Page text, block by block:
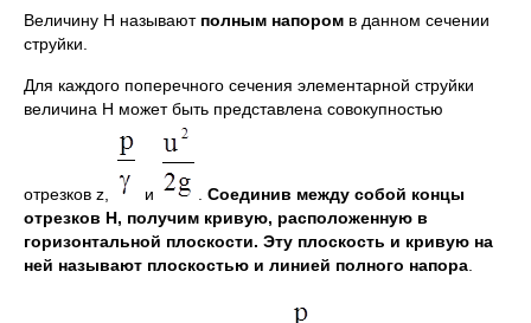
Величину Н называют полным напором в данном сечении
струйки.
Для каждого поперечного сечения элементарной струйки
величина Н может быть представлена совокупностью
отрезков z, и . Соединив между собой концы
отрезков Н, получим кривую, расположенную в
горизонтальной плоскости. Эту плоскость и кривую на
ней называют плоскостью и линией полного напора.